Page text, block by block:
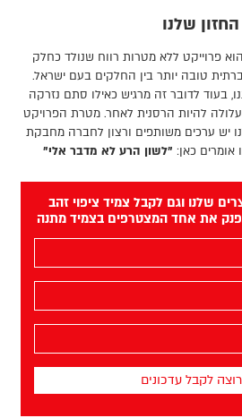
החזון שלנו
פרוייקט ללא מטרות רווח שנולד כחלק
טובה יותר בין החלקים בעם ישראל.
בעוד לדובר זה מרגיש כאילו סתם נזרקה
להיות הרסנית לאחר. מטרת הפרויקט
יש ערכים משותפים ורצון לחברה מחבקת
אומרים כאן: "לשון הרע לא מדבר אלי"
שלנו וגם לקבל צמיד ציפוי זהב
את אחד המצטרפים בצמיד מתנה